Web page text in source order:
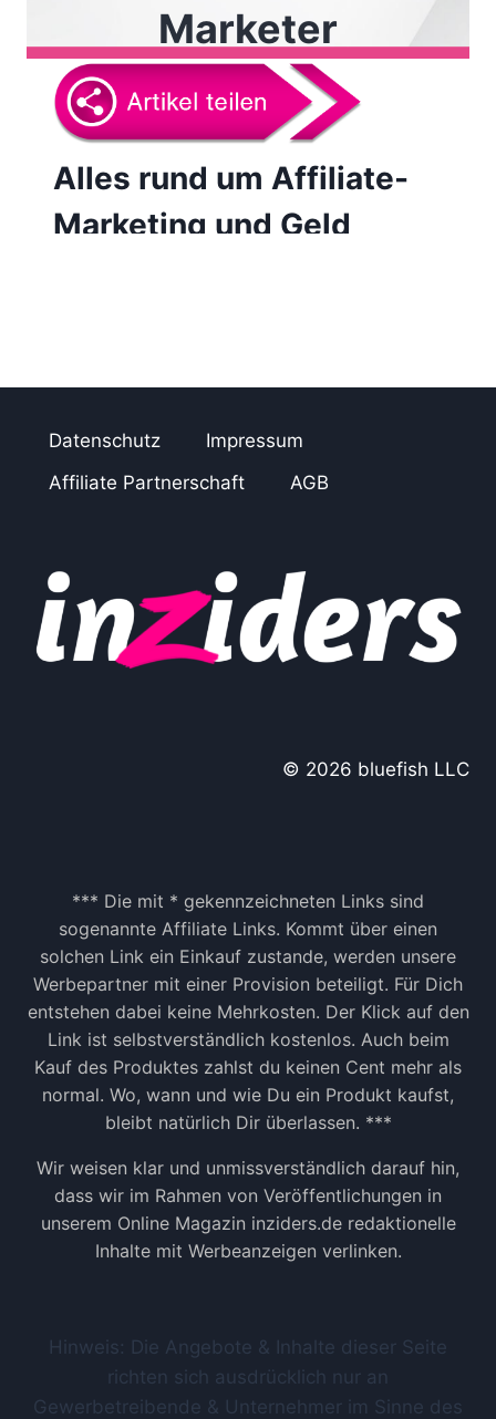
Datenschutz
Impressum
Affiliate Partnerschaft
AGB
© 2026 bluefish LLC
*** Die mit * gekennzeichneten Links sind
sogenannte Affiliate Links. Kommt über einen
solchen Link ein Einkauf zustande, werden unsere
Werbepartner mit einer Provision beteiligt. Für Dich
entstehen dabei keine Mehrkosten. Der Klick auf den
Link ist selbstverständlich kostenlos. Auch beim
Kauf des Produktes zahlst du keinen Cent mehr als
normal. Wo, wann und wie Du ein Produkt kaufst,
bleibt natürlich Dir überlassen. ***
Wir weisen klar und unmissverständlich darauf hin,
dass wir im Rahmen von Veröffentlichungen in
unserem Online Magazin inziders.de redaktionelle
Inhalte mit Werbeanzeigen verlinken.
Hinweis: Die Angebote & Inhalte dieser Seite
richten sich ausdrücklich nur an
Gewerbetreibende & Unternehmer im Sinne des